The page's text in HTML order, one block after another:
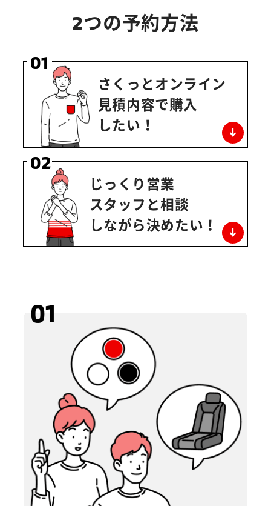
2つの予約方法
01
さくっとオンライン
見積内容で購入
したい！
02
じっくり 営業
スタッフと相談
しながら決めたい！
01